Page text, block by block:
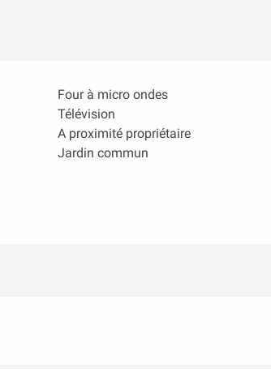
Four à micro ondes
Télévision
A proximité propriétaire
Jardin commun